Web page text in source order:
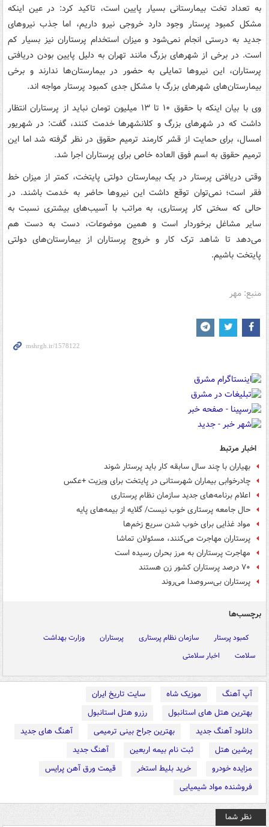
به تعداد تخت بیمارستانی بسیار پایین است، تاکید کرد: در عین اینکه
مشکل کمبود پرستار وجود دارد خروجی نیرو داریم، اما جذب نیروهای
جدید به درستی انجام نمی‌شود و میزان استخدام پرستاران نیز بسیار کم
است. در برخی از شهرهای بزرگ مانند تهران به دلیل پایین بودن دریافتی
پرستاران، این نیروها تمایلی به حضور در بیمارستان‌ها ندارند و برخی
بیمارستان‌های شهرهای بزرگ با مشکل جدی کمبود پرستار مواجه اند.
وی با بیان اینکه با حقوق ۱۰ تا ۱۳ میلیون تومان نباید از پرستاران انتظار
داشت که در شهرهای بزرگ و کلانشهرها خدمت کنند، گفت: در شهریور
امسال، برای حمایت از قشر کارمند ترمیم حقوق در نظر گرفته شد اما این
ترمیم حقوق به اسم فوق العاده خاص برای پرستاران اجرا شد.
وقتی دریافتی پرستار در یک بیمارستان دولتی پایتخت، کمتر از میزان خط
فقر است؛ نمی‌توان توقع داشت این نیروها حاضر به خدمت باشند. در
حالی که سختی کار پرستاری، به مراتب با آسیب‌های بیشتری نسبت به
سایر مشاغل برخوردار است و همین موضوعات، دست به دست هم
می‌دهد تا شاهد ترک کار و خروج پرستاران از بیمارستان‌های دولتی
پایتخت باشیم.
منبع: مهر
اخبار مرتبط
بهیاران با چند سال سابقه کار باید پرستار شوند
چادرخوابی بیماران شهرستانی در پایتخت برای ویزیت +عکس
اعلام برنامه‌های جدید سازمان نظام پرستاری
حال جامعه پرستاری خوب نیست/ گلایه از بیمه‌های پایه
مواد غذایی برای خوب شدن سریع زخم‌ها
پرستاران مهاجرت می‌کنند، مسئولان تماشا
مهاجرت پرستاران به مرز بحران رسیده است
۷۰ درصد پرستاران کشور زن هستند
پرستاران بی‌سروصدا می‌روند
برچسب‌ها
کمبود پرستار سازمان نظام پرستاری پرستاران
وزارت بهداشت
سلامت
اخبار سلامتی
آپ آهنگ موزیک شاه
سایت تاریخ ایران
بهترین هتل های استانبول
رزرو هتل استانبول
دانلود آهنگ جدید
بهترین جراح بینی ترمیمی
آهنگ های جدید
پرشین هتل
ثبت نام بیمه اربعین
آهنگ جدید
مزایده خودرو
خرید بلیط استخر
قیمت ورق آهن پرایس
فروشنده مواد شیمیایی
نظر شما